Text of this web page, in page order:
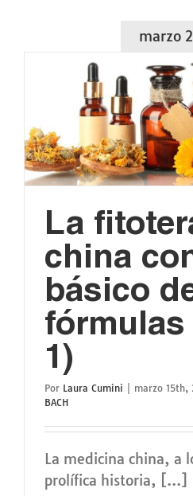
marzo
La
china
básico
fórmulas
1)
Por Laura Cumini marzo 15th,
BACH
La medicina china, a
prolífica historia, [...]